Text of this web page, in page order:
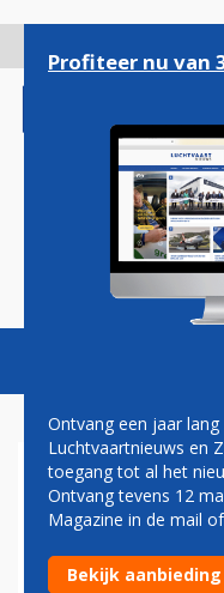
gaan
Magazine
NIEUWE
VOOR
TWENTE
Profiteer nu van
Ontvang een jaar
Luchtvaartnieuws en
toegang tot al het
Ontvang tevens 12
Magazine in de mail
Bekijk aanbieding